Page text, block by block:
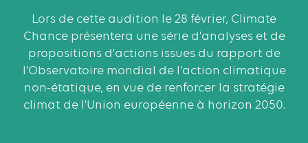
Lors de cette audition le 28 février, Climate
Chance présentera une série d'analyses et de
propositions d'actions issues du rapport de
l'Observatoire mondial de l'action climatique
non-étatique, en vue de renforcer la stratégie
climat de l'Union européenne à horizon 2050.